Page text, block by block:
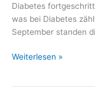
Diabetes
was bei Diabetes
September standen
„Wissen
Weiterlesen »